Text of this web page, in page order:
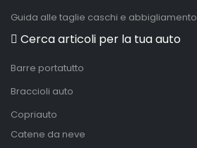
Guida alle taglie caschi e abbigliamento
Cerca articoli per la tua auto
Barre portatutto
Braccioli auto
Copriauto
Catene da neve